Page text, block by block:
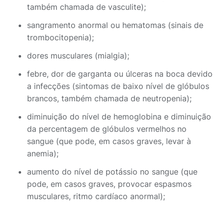
também chamada de vasculite);
sangramento anormal ou hematomas (sinais de
trombocitopenia);
dores musculares (mialgia);
febre, dor de garganta ou úlceras na boca devido
a infecções (sintomas de baixo nível de glóbulos
brancos, também chamada de neutropenia);
diminuição do nível de hemoglobina e diminuição
da percentagem de glóbulos vermelhos no
sangue (que pode, em casos graves, levar à
anemia);
aumento do nível de potássio no sangue (que
pode, em casos graves, provocar espasmos
musculares, ritmo cardíaco anormal);